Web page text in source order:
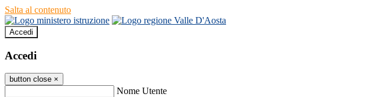
Salta al contenuto
Accedi
Accedi
button close ×
Nome Utente